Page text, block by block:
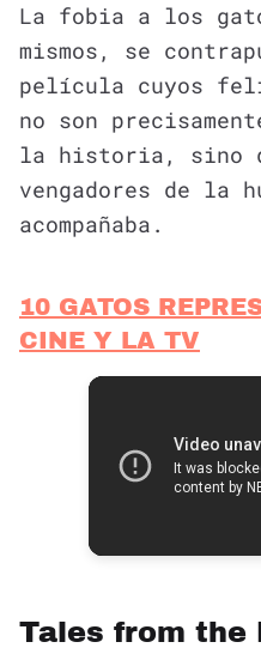
La fobia a los
mismos, se
película cuyos
no son
la historia, sino
vengadores de la
acompañaba.
10 GATOS
CINE Y LA TV
Tales from the